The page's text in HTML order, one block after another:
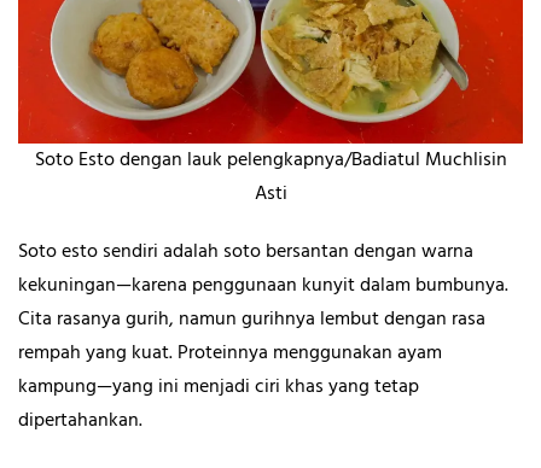
Soto Esto dengan lauk pelengkapnya/Badiatul Muchlisin
Asti
Soto esto sendiri adalah soto bersantan dengan warna
kekuningan—karena penggunaan kunyit dalam bumbunya.
Cita rasanya gurih, namun gurihnya lembut dengan rasa
rempah yang kuat. Proteinnya menggunakan ayam
kampung—yang ini menjadi ciri khas yang tetap
dipertahankan.